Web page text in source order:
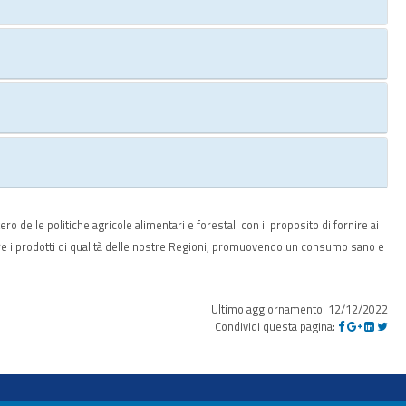
delle politiche agricole alimentari e forestali con il proposito di fornire ai
prodotti di qualità delle nostre Regioni, promuovendo un consumo sano e
Ultimo aggiornamento: 12/12/2022
Condividi questa pagina: